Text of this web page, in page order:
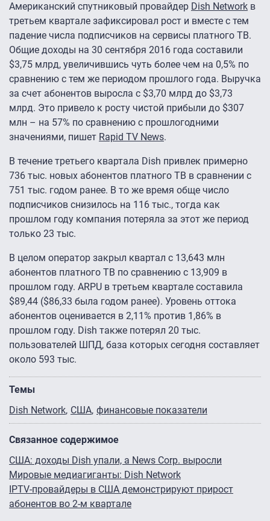
Американский спутниковый провайдер Dish Network в
третьем квартале зафиксировал рост и вместе с тем
падение числа подписчиков на сервисы платного ТВ.
Общие доходы на 30 сентября 2016 года составили
$3,75 млрд, увеличившись чуть более чем на 0,5% по
сравнению с тем же периодом прошлого года. Выручка
за счет абонентов выросла с $3,70 млрд до $3,73
млрд. Это привело к росту чистой прибыли до $307
млн – на 57% по сравнению с прошлогодними
значениями, пишет Rapid TV News.
В течение третьего квартала Dish привлек примерно
736 тыс. новых абонентов платного ТВ в сравнении с
751 тыс. годом ранее. В то же время обще число
подписчиков снизилось на 116 тыс., тогда как
прошлом году компания потеряла за этот же период
только 23 тыс.
В целом оператор закрыл квартал с 13,643 млн
абонентов платного ТВ по сравнению с 13,909 в
прошлом году. ARPU в третьем квартале составила
$89,44 ($86,33 была годом ранее). Уровень оттока
абонентов оценивается в 2,11% против 1,86% в
прошлом году. Dish также потерял 20 тыс.
пользователей ШПД, база которых сегодня составляет
около 593 тыс.
Темы
Dish Network США финансовые показатели
Связанное содержимое
США: доходы Dish упали, а News Corp. выросли
Мировые медиагиганты: Dish Network
IPTV-провайдеры в США демонстрируют прирост
абонентов во 2-м квартале